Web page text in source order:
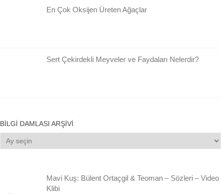
En Çok Oksijen Üreten Ağaçlar
Sert Çekirdekli Meyveler ve Faydaları Nelerdir?
BILGI DAMLASI ARŞIVI
Bilgi
Damlası
Mavi Kuş: Bülent Ortaçgil & Teoman – Sözleri – Video
Klibi